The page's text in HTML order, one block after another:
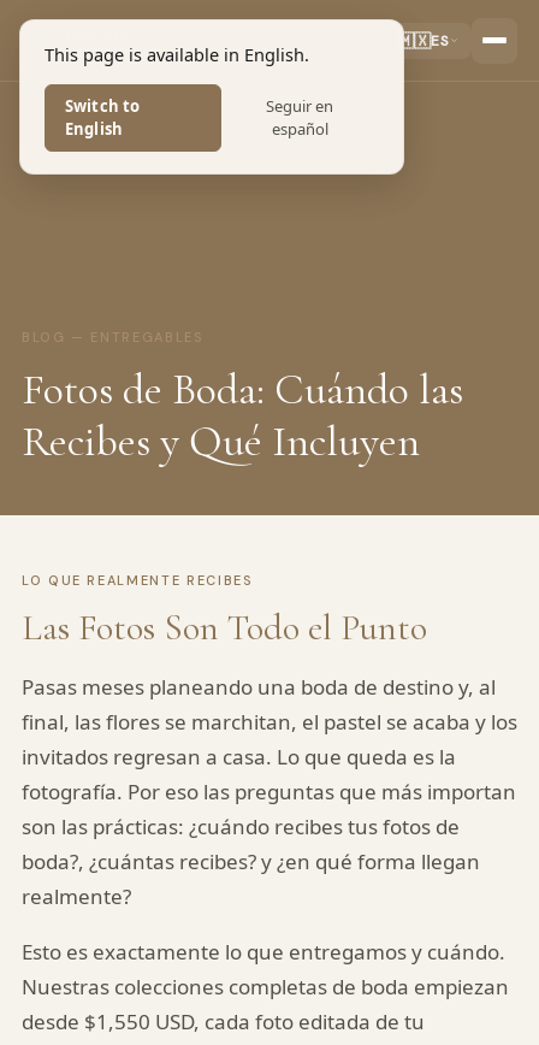
This page is available in English.
Switch to
English
Seguir en
español
PHOTOGRAPHERS
🇲🇽ES
BLOG — ENTREGABLES
Fotos de Boda: Cuándo las
Recibes y Qué Incluyen
LO QUE REALMENTE RECIBES
Las Fotos Son Todo el Punto
Pasas meses planeando una boda de destino y, al
final, las flores se marchitan, el pastel se acaba y los
invitados regresan a casa. Lo que queda es la
fotografía. Por eso las preguntas que más importan
son las prácticas: ¿cuándo recibes tus fotos de
boda?, ¿cuántas recibes? y ¿en qué forma llegan
realmente?
Esto es exactamente lo que entregamos y cuándo.
Nuestras colecciones completas de boda empiezan
desde $1,550 USD, cada foto editada de tu